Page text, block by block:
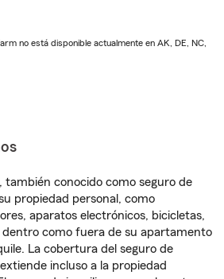
no está disponible actualmente en AK, DE, NC,
también conocido como seguro de
propiedad personal, como
aparatos electrónicos, bicicletas,
como fuera de su apartamento
La cobertura del seguro de
incluso a la propiedad